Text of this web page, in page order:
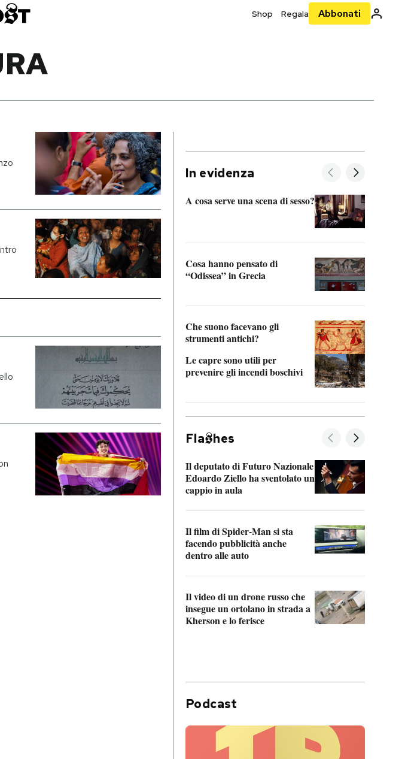
Shop Regala Abbonati
In evidenza
A cosa serve una scena di sesso?
Cosa hanno pensato di
“Odissea” in Grecia
Che suono facevano gli
strumenti antichi?
Le capre sono utili per
prevenire gli incendi boschivi
Fla hes
Il deputato di Futuro Nazionale
Edoardo Ziello ha sventolato un
cappio in aula
Il film di Spider-Man si sta
facendo pubblicità anche
dentro alle auto
Il video di un drone russo che
insegue un ortolano in strada a
Kherson e lo ferisce
Podcast